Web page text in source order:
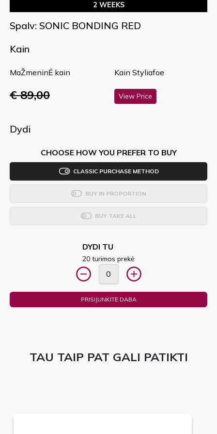
2 WEEKS
Spalv: SONIC BONDING RED
Kain
MaŽmeninĖ kain
€ 89,00
Kain Styliafoe
View Price
Dydi
CHOOSE HOW YOU PREFER TO BUY
CLASSIC PURCHASE METHOD
BUY IN PROPORTION
BUY TAKE ALL
DYDI TU
20 turimos prekė
PRISIJUNKITE DABA
TAU TAIP PAT GALI PATIKTI